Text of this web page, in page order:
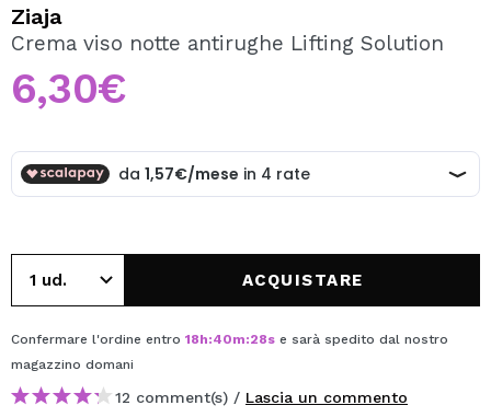
Creando un account su Maquibeauty.it potrai fare i tuoi
acquisti velocemente, controllare lo stato dei tuoi ordini e
consultare le tue operazioni precedenti.
CREARE UN ACCOUNT
Ziaja
Crema viso notte antirughe Lifting Solution
6,30€
ACQUISTARE
Confermare l'ordine entro 18h:40m:28s e sarà spedito dal nostro
magazzino domani
12 comment(s) / Lascia un commento